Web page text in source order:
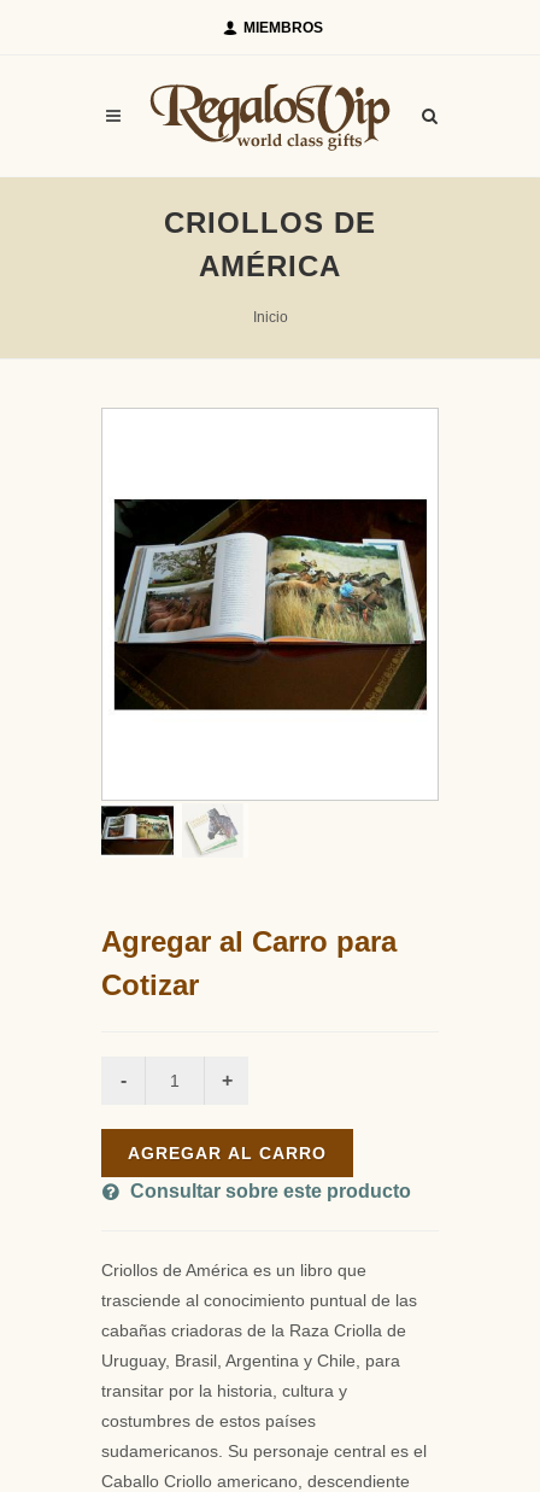
MIEMBROS
CRIOLLOS DE
AMÉRICA
Inicio
Agregar al Carro para
Cotizar
AGREGAR AL CARRO
Consultar sobre este producto
Criollos de América es un libro que
trasciende al conocimiento puntual de las
cabañas criadoras de la Raza Criolla de
Uruguay, Brasil, Argentina y Chile, para
transitar por la historia, cultura y
costumbres de estos países
sudamericanos. Su personaje central es el
Caballo Criollo americano, descendiente